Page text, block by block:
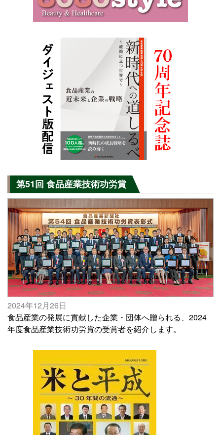
第51回 食品産業技術功労賞
2024年12月26日
食品産業の発展に貢献した企業・団体へ贈られる、2024
年度食品産業技術功労賞の受賞者を紹介します。